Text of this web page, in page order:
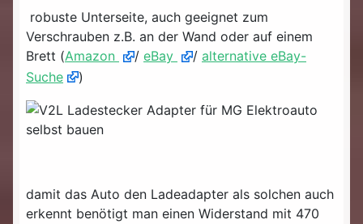
robuste Unterseite, auch geeignet zum
Verschrauben z.B. an der Wand oder auf einem
Brett (Amazon / eBay / alternative eBay-
Suche
)
damit das Auto den Ladeadapter als solchen auch
erkennt benötigt man einen Widerstand mit 470